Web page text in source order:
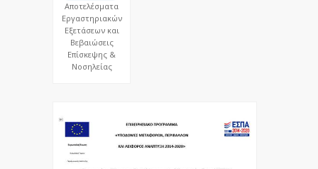
Αποτελέσματα
Εργαστηριακών
Εξετάσεων και
Βεβαιώσεις
Επίσκεψης &
Νοσηλείας